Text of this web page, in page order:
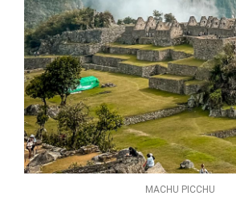
MACHU PICCHU